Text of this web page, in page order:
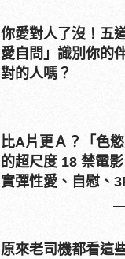
你愛對人了沒！五
愛自問」識別你的
對的人嗎？
比A片更Ａ？「色慾
的超尺度 18 禁電
實彈性愛、自慰、
原來老司機都看這